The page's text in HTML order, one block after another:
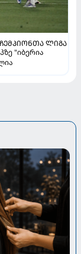
ᲩᲔᲛᲞᲘᲝᲜᲗᲐ ᲚᲘᲒᲐ
"იბერია